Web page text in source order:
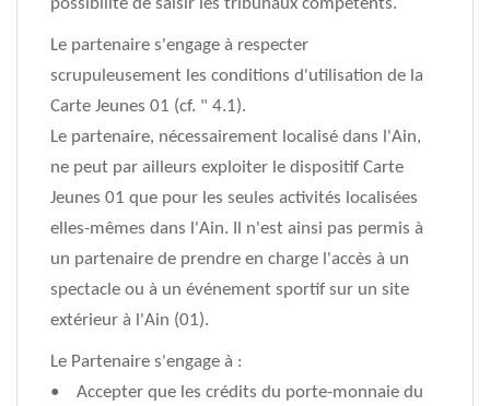
possibilité de saisir les tribunaux compétents.
Le partenaire s'engage à respecter
scrupuleusement les conditions d'utilisation de la
Carte Jeunes 01 (cf. " 4.1).
Le partenaire, nécessairement localisé dans l'Ain,
ne peut par ailleurs exploiter le dispositif Carte
Jeunes 01 que pour les seules activités localisées
elles-mêmes dans l'Ain. Il n'est ainsi pas permis à
un partenaire de prendre en charge l'accès à un
spectacle ou à un événement sportif sur un site
extérieur à l'Ain (01).
Le Partenaire s'engage à :
• Accepter que les crédits du porte-monnaie du